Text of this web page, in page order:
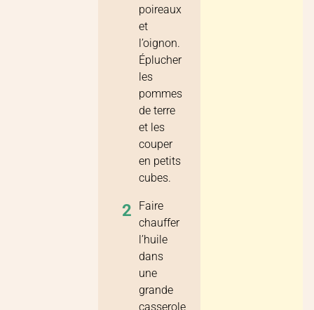
poireaux
et
l’oignon.
Éplucher
les
pommes
de terre
et les
couper
en petits
cubes.
2
Faire
chauffer
l’huile
dans
une
grande
casserole